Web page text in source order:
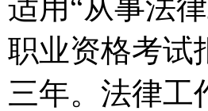
适用“从事法
职业资格考试
三年。法律工